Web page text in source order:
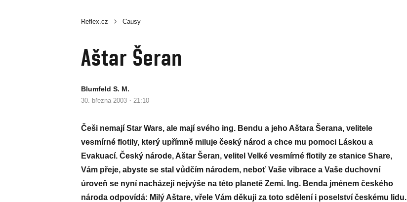
Reflex.cz Causy
Aštar Šeran
Blumfeld S. M.
30. března 2003 · 21:10
Češi nemají Star Wars, ale mají svého ing. Bendu a jeho Aštara Šerana, velitele
vesmírné flotily, který upřímně miluje český národ a chce mu pomoci Láskou a
Evakuací. Český národe, Aštar Šeran, velitel Velké vesmírné flotily ze stanice Share,
Vám přeje, abyste se stal vůdčím národem, neboť Vaše vibrace a Vaše duchovní
úroveň se nyní nacházejí nejvýše na této planetě Zemi. Ing. Benda jménem českého
národa odpovídá: Milý Aštare, vřele Vám děkuji za toto sdělení i poselství českému lidu.